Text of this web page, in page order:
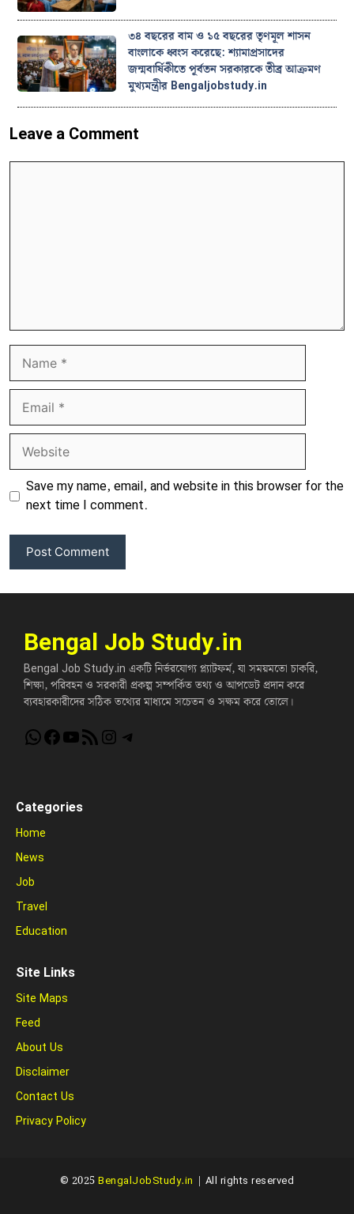
৩৪ বছরের বাম ও ১৫ বছরের তৃণমূল শাসন
বাংলাকে ধ্বংস করেছে: শ্যামাপ্রসাদের
জন্মবার্ষিকীতে পূর্বতন সরকারকে তীব্র আক্রমণ
মুখ্যমন্ত্রীর Bengaljobstudy.in
Leave a Comment
Save my name, email, and website in this browser for the
next time I comment.
Bengal Job Study.in
Bengal Job Study.in একটি নির্ভরযোগ্য প্ল্যাটফর্ম, যা সময়মতো চাকরি,
শিক্ষা, পরিবহন ও সরকারী প্রকল্প সম্পর্কিত তথ্য ও আপডেট প্রদান করে
ব্যবহারকারীদের সঠিক তথ্যের মাধ্যমে সচেতন ও সক্ষম করে তোলে।
WhatsApp
Facebook
YouTube
RSS FeedInstagram
Telegram
Categories
Home
News
Job
Travel
Education
Site Links
Site Maps
Feed
About Us
Disclaimer
Contact Us
Privacy Policy
© 2025BengalJobStudy.in | All rights reserved